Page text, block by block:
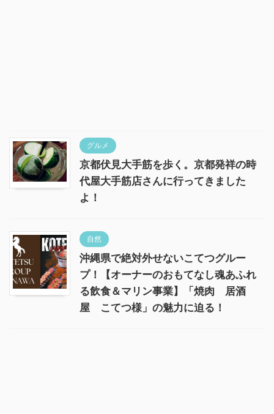
グルメ
京都伏見大手筋を歩く。京都発祥の時
代屋大手筋店さんに行ってきました
よ！
自然
沖縄県で絶対外せないこてつグルー
プ！【オーナーのおもてなし魂あふれ
る飲食＆マリン事業】「焼肉 居酒
屋 こてつ様」の魅力に迫る！